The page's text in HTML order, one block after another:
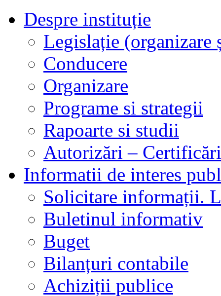
Despre instituție
Legislație
Conducere
Organizare
Programe si strategii
Rapoarte si studii
Autorizări –
Informatii de interes
Solicitare informații.
Buletinul informativ
Buget
Bilanțuri contabile
Achiziții publice